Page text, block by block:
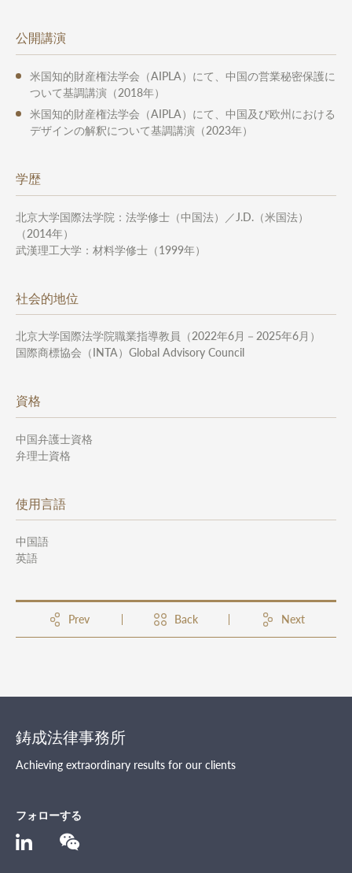
公開講演
米国知的財産権法学会（AIPLA）にて、中国の営業秘密保護に
ついて基調講演（2018年）
米国知的財産権法学会（AIPLA）にて、中国及び欧州における
デザインの解釈について基調講演（2023年）
学歴
北京大学国際法学院：法学修士（中国法）／J.D.（米国法）
（2014年）
武漢理工大学：材料学修士（1999年）
社会的地位
北京大学国際法学院職業指導教員（2022年6月－2025年6月）
国際商標協会（INTA）Global Advisory Council
資格
中国弁護士資格
弁理士資格
使用言語
中国語
英語
Prev Back Next
鋳成法律事務所
Achieving extraordinary results for our clients
フォローする